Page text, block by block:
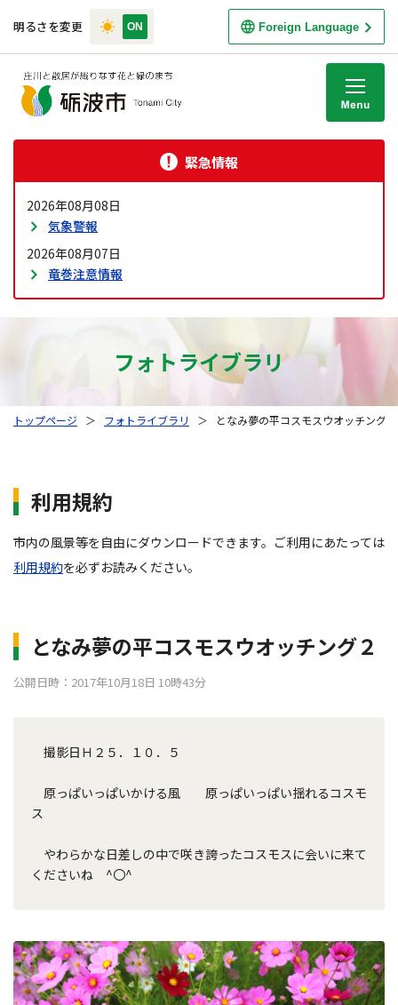
明るさを変更 Foreign Language
緊急情報
2026年08月08日
気象警報
2026年08月07日
竜巻注意情報
フォトライブラリ
トップページ ＞ フォトライブラリ ＞ となみ夢の平コスモスウオッチング２
利用規約
市内の風景等を自由にダウンロードできます。ご利用にあたっては
利用規約を必ずお読みください。
となみ夢の平コスモスウオッチング２
公開日時：2017年10月18日 10時43分
撮影日Ｈ２５．１０．５
原っぱいっぱいかける風 原っぱいっぱい揺れるコスモ
ス
やわらかな日差しの中で咲き誇ったコスモスに会いに来て
くださいね ^〇^